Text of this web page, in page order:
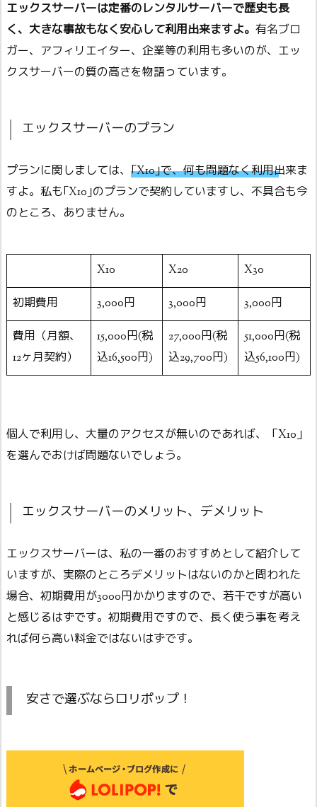
エックスサーバーは定番のレンタルサーバーで歴史も長
く、大きな事故もなく安心して利用出来ますよ。 有名ブロ
ガー、アフィリエイター、企業等の利用も多いのが、エッ
クスサーバーの質の高さを物語っています。
エックスサーバーのプラン
プランに関しましては、 ｢X10｣で、何も問題なく利用出来ま
すよ。私も｢X10｣のプランで契約していますし、不具合も今
のところ、ありません。
X10 X20 X30
初期費用 3,000円 3,000円 3,000円
費用（月額、
12ヶ月契約）
15,000円(税
込16,500円)
27,000円(税
込29,700円)
51,000円(税
込56,100円)
個人で利用し、大量のアクセスが無いのであれば、「X10」
を選んでおけば問題ないでしょう。
エックスサーバーのメリット、デメリット
エックスサーバーは、私の一番のおすすめとして紹介して
いますが、実際のところデメリットはないのかと問われた
場合、初期費用が3000円かかりますので、若干ですが高い
と感じるはずです。初期費用ですので、長く使う事を考え
れば何ら高い料金ではないはずです。
安さで選ぶならロリポップ！